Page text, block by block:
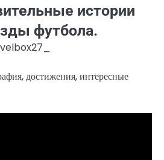
истории
футбола.